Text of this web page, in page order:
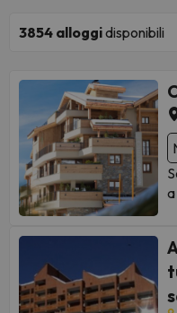
3854 alloggidisponibili